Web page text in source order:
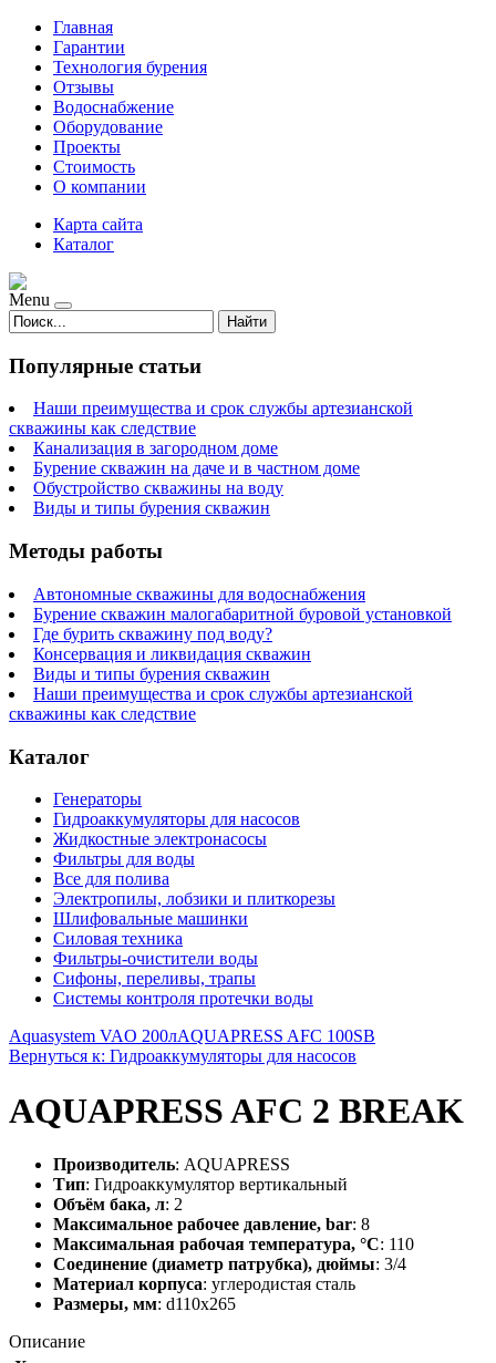
Главная
Гарантии
Технология бурения
Отзывы
Водоснабжение
Оборудование
Проекты
Стоимость
О компании
Карта сайта
Каталог
Menu
Найти
Популярные статьи
Наши преимущества и срок службы артезианской
скважины как следствие
Канализация в загородном доме
Бурение скважин на даче и в частном доме
Обустройство скважины на воду
Виды и типы бурения скважин
Методы работы
Автономные скважины для водоснабжения
Бурение скважин малогабаритной буровой установкой
Где бурить скважину под воду?
Консервация и ликвидация скважин
Виды и типы бурения скважин
Наши преимущества и срок службы артезианской
скважины как следствие
Каталог
Генераторы
Гидроаккумуляторы для насосов
Жидкостные электронасосы
Фильтры для воды
Все для полива
Электропилы, лобзики и плиткорезы
Шлифовальные машинки
Силовая техника
Фильтры-очистители воды
Сифоны, переливы, трапы
Системы контроля протечки воды
Aquasystem VAO 200лAQUAPRESS AFC 100SB
Вернуться к: Гидроаккумуляторы для насосов
AQUAPRESS AFC 2 BREAK
Производитель: AQUAPRESS
Тип: Гидроаккумулятор вертикальный
Объём бака, л: 2
Максимальное рабочее давление, bar: 8
Максимальная рабочая температура, °C: 110
Соединение (диаметр патрубка), дюймы: 3/4
Материал корпуса: углеродистая сталь
Размеры, мм: d110х265
Описание